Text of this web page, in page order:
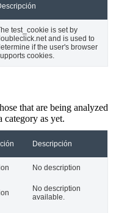
test_cookie is set by
and is used to
if the user's browser
cookies.
that are being analyzed
category as yet.
Descripción
No description
No description
available.